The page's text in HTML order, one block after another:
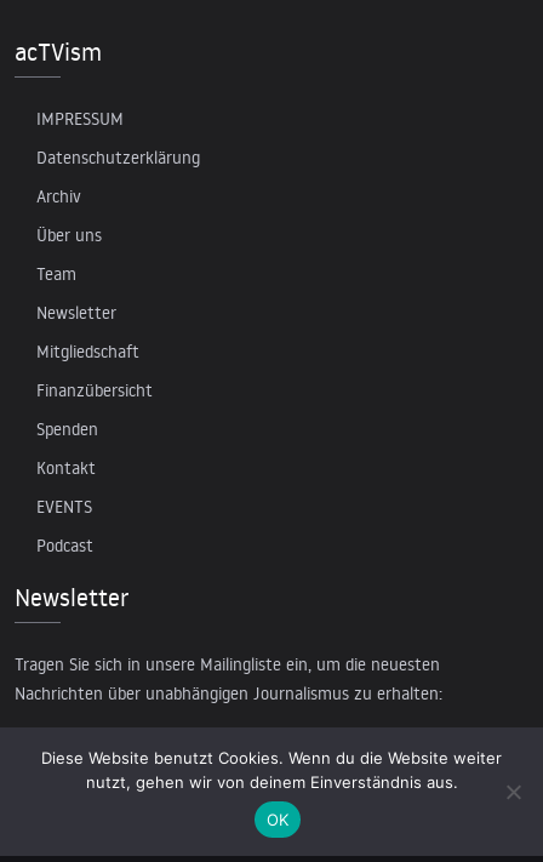
acTVism
IMPRESSUM
Datenschutzerklärung
Archiv
Über uns
Team
Newsletter
Mitgliedschaft
Finanzübersicht
Spenden
Kontakt
EVENTS
Podcast
Newsletter
Tragen Sie sich in unsere Mailingliste ein, um die neuesten
Nachrichten über unabhängigen Journalismus zu erhalten:
Diese Website benutzt Cookies. Wenn du die Website weiter
nutzt, gehen wir von deinem Einverständnis aus.
OK